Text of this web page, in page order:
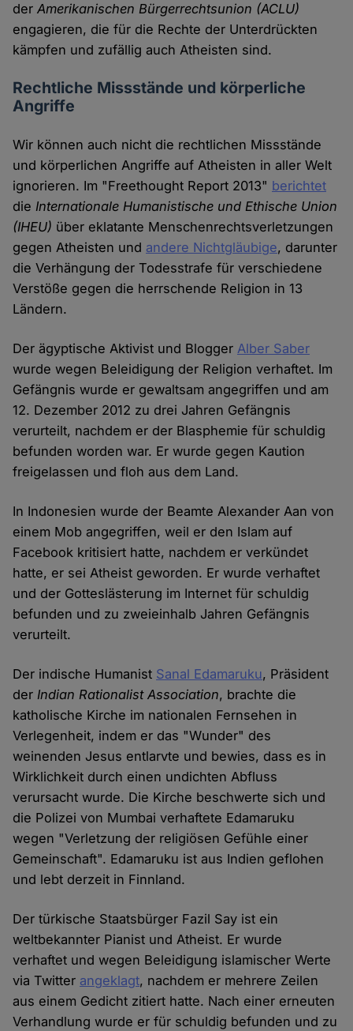
derAmerikanischen Bürgerrechtsunion (ACLU)
engagieren, die für die Rechte der Unterdrückten
kämpfen und zufällig auch Atheisten sind.
Rechtliche Missstände und körperliche
Angriffe
Wir können auch nicht die rechtlichen Missstände
und körperlichen Angriffe auf Atheisten in aller Welt
ignorieren. Im "Freethought Report 2013" berichtet
dieInternationale Humanistische und Ethische Union
(IHEU) über eklatante Menschenrechtsverletzungen
gegen Atheisten und andere Nichtgläubige, darunter
die Verhängung der Todesstrafe für verschiedene
Verstöße gegen die herrschende Religion in 13
Ländern.
Der ägyptische Aktivist und BloggerAlber Saber
wurde wegen Beleidigung der Religion verhaftet. Im
Gefängnis wurde er gewaltsam angegriffen und am
12. Dezember 2012 zu drei Jahren Gefängnis
verurteilt, nachdem er der Blasphemie für schuldig
befunden worden war. Er wurde gegen Kaution
freigelassen und floh aus dem Land.
In Indonesien wurde der Beamte Alexander Aan von
einem Mob angegriffen, weil er den Islam auf
Facebook kritisiert hatte, nachdem er verkündet
hatte, er sei Atheist geworden. Er wurde verhaftet
und der Gotteslästerung im Internet für schuldig
befunden und zu zweieinhalb Jahren Gefängnis
verurteilt.
Der indische Humanist Sanal Edamaruku, Präsident
derIndian Rationalist Association, brachte die
katholische Kirche im nationalen Fernsehen in
Verlegenheit, indem er das "Wunder" des
weinenden Jesus entlarvte und bewies, dass es in
Wirklichkeit durch einen undichten Abfluss
verursacht wurde. Die Kirche beschwerte sich und
die Polizei von Mumbai verhaftete Edamaruku
wegen "Verletzung der religiösen Gefühle einer
Gemeinschaft". Edamaruku ist aus Indien geflohen
und lebt derzeit in Finnland.
Der türkische Staatsbürger Fazil Say ist ein
weltbekannter Pianist und Atheist. Er wurde
verhaftet und wegen Beleidigung islamischer Werte
via Twitter angeklagt, nachdem er mehrere Zeilen
aus einem Gedicht zitiert hatte. Nach einer erneuten
Verhandlung wurde er für schuldig befunden und zu